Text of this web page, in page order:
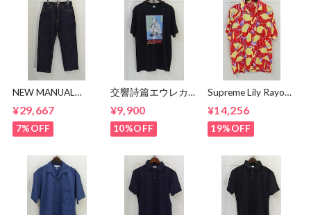
NEW MANUAL
JEANS
¥29,667
7%OFF
交響詩篇エウレカセ
MOSH
MISFITS"EUREKA"
TEE
¥9,900
10%OFF
Supreme Lily Rayon
¥14,256
19%OFF